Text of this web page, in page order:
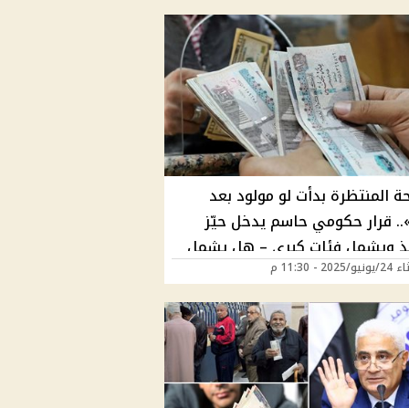
المنتظرة بدأت لو مولود بعد
قرار حكومي حاسم يدخل حيّز
ويشمل فئات كبرى – هل يشمل
- 11:30 م